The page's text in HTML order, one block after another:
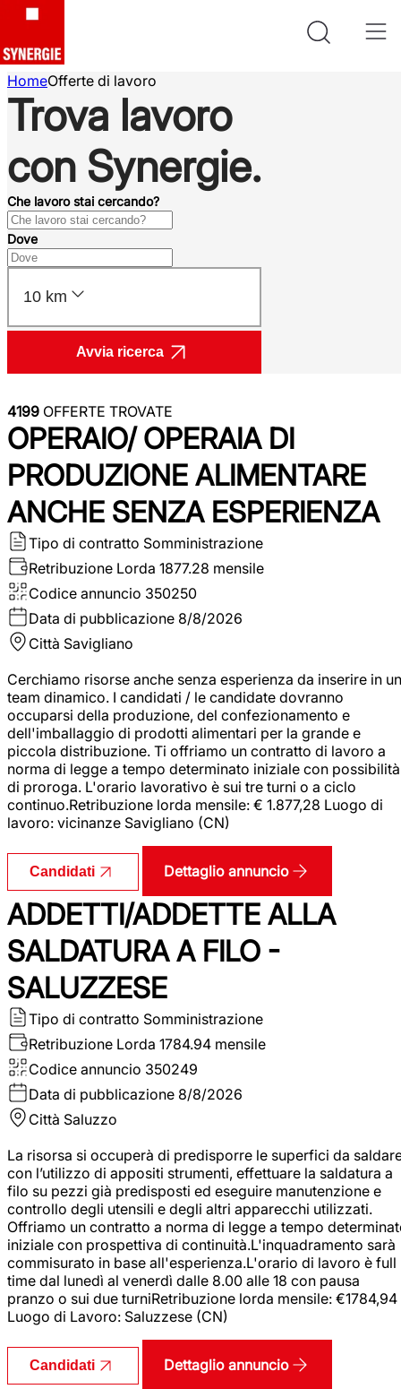
HomeOfferte di lavoro
Trova lavoro
con Synergie.
Che lavoro stai cercando?
Dove
10 km
Avvia ricerca
4199 OFFERTE TROVATE
OPERAIO/ OPERAIA DI
PRODUZIONE ALIMENTARE
ANCHE SENZA ESPERIENZA
Tipo di contratto Somministrazione
Retribuzione Lorda 1877.28 mensile
Codice annuncio 350250
Data di pubblicazione 8/8/2026
Città Savigliano
Cerchiamo risorse anche senza esperienza da inserire in un
team dinamico. I candidati / le candidate dovranno
occuparsi della produzione, del confezionamento e
dell'imballaggio di prodotti alimentari per la grande e
piccola distribuzione. Ti offriamo un contratto di lavoro a
norma di legge a tempo determinato iniziale con possibilità
di proroga. L'orario lavorativo è sui tre turni o a ciclo
continuo.Retribuzione lorda mensile: € 1.877,28 Luogo di
lavoro: vicinanze Savigliano (CN)
Candidati Dettaglio annuncio
ADDETTI/ADDETTE ALLA
SALDATURA A FILO -
SALUZZESE
Tipo di contratto Somministrazione
Retribuzione Lorda 1784.94 mensile
Codice annuncio 350249
Data di pubblicazione 8/8/2026
Città Saluzzo
La risorsa si occuperà di predisporre le superfici da
con l’utilizzo di appositi strumenti, effettuare la saldatura a
filo su pezzi già predisposti ed eseguire manutenzione e
controllo degli utensili e degli altri apparecchi utilizzati.
Offriamo un contratto a norma di legge a tempo
iniziale con prospettiva di continuità.L'inquadramento sarà
commisurato in base all'esperienza.L'orario di lavoro è full
time dal lunedì al venerdì dalle 8.00 alle 18 con pausa
pranzo o sui due turniRetribuzione lorda mensile: €1784,94
Luogo di Lavoro: Saluzzese (CN)
Candidati Dettaglio annuncio